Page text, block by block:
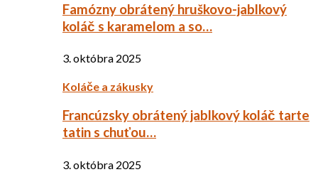
Famózny obrátený hruškovo-jablkový
koláč s karamelom a so…
3. októbra 2025
Koláče a zákusky
Francúzsky obrátený jablkový koláč tarte
tatin s chuťou…
3. októbra 2025